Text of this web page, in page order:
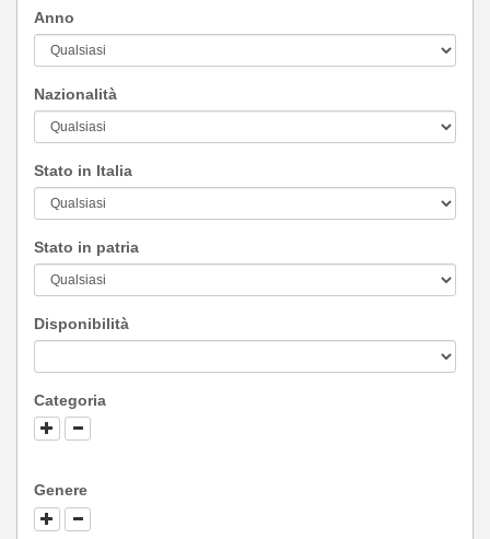
Anno
Nazionalità
Stato in Italia
Stato in patria
Disponibilità
Categoria
Genere